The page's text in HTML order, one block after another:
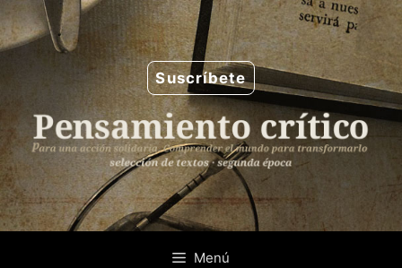
Saltar
al
contenido
Suscríbete
Menú